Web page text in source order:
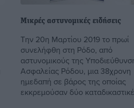
Μικρές αστυνομικές ειδήσεις
Την 20η Μαρτίου 2019 το πρωί
συνελήφθη στη Ρόδο, από
αστυνομικούς της
Ασφαλείας Ρόδου, μια 38χρονη
ημεδαπή σε βάρος της οποίας
εκκρεμούσαν δύο